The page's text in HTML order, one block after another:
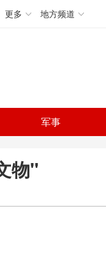
更多 地方频道
军事
物"